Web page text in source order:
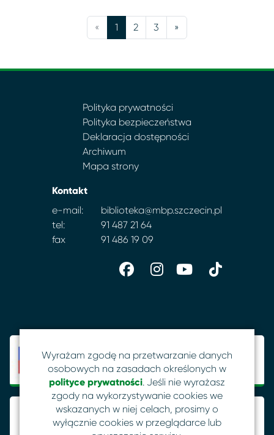
« 1 2 3 »
Polityka prywatności
Polityka bezpieczeństwa
Deklaracja dostępności
Archiwum
Mapa strony
Kontakt
e-mail:
biblioteka@mbp.szczecin.pl
tel:
91 487 21 64
fax
91 486 19 09
Wyrażam zgodę na przetwarzanie danych
osobowych na zasadach określonych w
polityce prywatności. Jeśli nie wyrażasz
zgody na wykorzystywanie cookies we
wskazanych w niej celach, prosimy o
wyłącznie cookies w przeglądarce lub